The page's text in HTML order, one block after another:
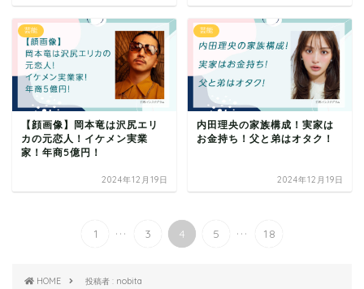
芸能
【顔画像】岡本竜は沢尻エリ
カの元恋人！イケメン実業
家！年商5億円！
2024年12月19日
芸能
内田理央の家族構成！実家は
お金持ち！父と弟はオタク！
2024年12月19日
1 ... 3 4 5 ... 18
HOME 投稿者 : nobita